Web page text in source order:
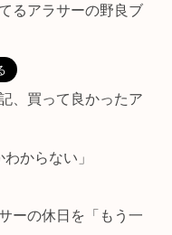
るアラサーの野良ブ
、買って良かったア
からない」
ーの休日を「もう一